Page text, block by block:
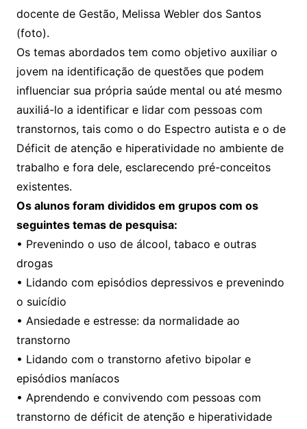
docente de Gestão, Melissa Webler dos Santos
(foto).
Os temas abordados tem como objetivo auxiliar o
jovem na identificação de questões que podem
influenciar sua própria saúde mental ou até mesmo
auxiliá-lo a identificar e lidar com pessoas com
transtornos, tais como o do Espectro autista e o de
Déficit de atenção e hiperatividade no ambiente de
trabalho e fora dele, esclarecendo pré-conceitos
existentes.
Os alunos foram divididos em grupos com os
seguintes temas de pesquisa:
• Prevenindo o uso de álcool, tabaco e outras
drogas
• Lidando com episódios depressivos e prevenindo
o suicídio
• Ansiedade e estresse: da normalidade ao
transtorno
• Lidando com o transtorno afetivo bipolar e
episódios maníacos
• Aprendendo e convivendo com pessoas com
transtorno de déficit de atenção e hiperatividade